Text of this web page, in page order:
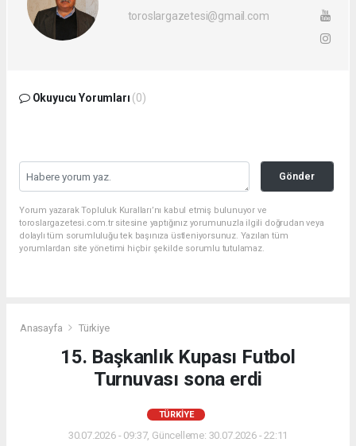
toroslargazetesi@gmail.com
Okuyucu Yorumları (0)
Gönder
Yorum yazarak Topluluk Kuralları’nı kabul etmiş bulunuyor ve
toroslargazetesi.com.tr sitesine yaptığınız yorumunuzla ilgili doğrudan veya
dolaylı tüm sorumluluğu tek başınıza üstleniyorsunuz. Yazılan tüm
yorumlardan site yönetimi hiçbir şekilde sorumlu tutulamaz.
Anasayfa Türkiye
15. Başkanlık Kupası Futbol
Turnuvası sona erdi
TÜRKIYE
30.07.2026 - 09:37, Güncelleme: 30.07.2026 - 22:11